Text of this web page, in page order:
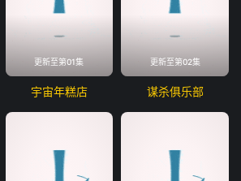
更新至第01集
宇宙年糕店
更新至第02集
谋杀俱乐部